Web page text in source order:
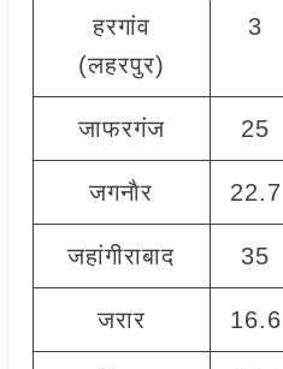
हरगांव
(लहरपुर)
3
जाफरगंज 25
जगनाैर 22.7
जहांगीराबाद 35
जरार 16.6